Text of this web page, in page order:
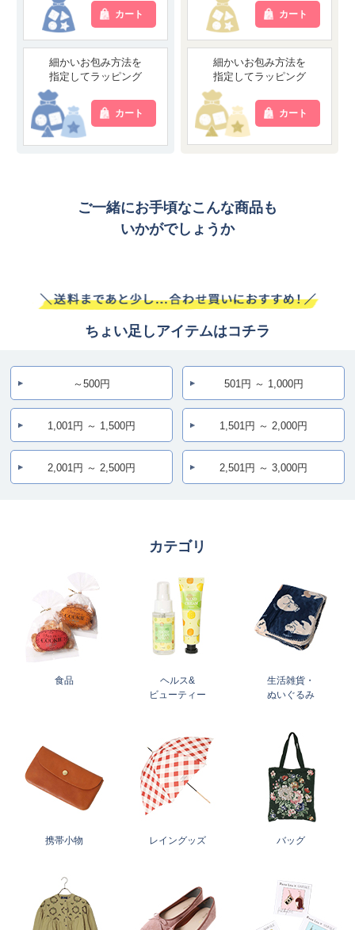
カート
細かいお包み方法を
指定してラッピング
カート
カート
細かいお包み方法を
指定してラッピング
カート
ご一緒にお手頃なこんな商品も
いかがでしょうか
ちょい足しアイテムはコチラ
～500円 501円 ～ 1,000円
1,001円 ～ 1,500円 1,501円 ～ 2,000円
2,001円 ～ 2,500円 2,501円 ～ 3,000円
カテゴリ
食品
ヘルス&
ビューティー
生活雑貨・
ぬいぐるみ
携帯小物 レイングッズ バッグ